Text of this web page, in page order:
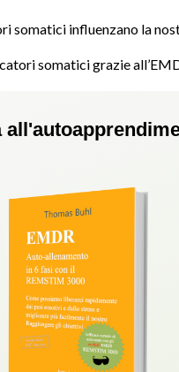
somatici influenzano la
somatici grazie